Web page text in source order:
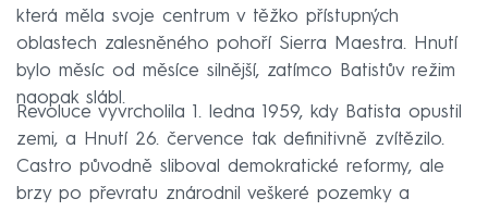
která měla svoje centrum v těžko přístupných
oblastech zalesněného pohoří Sierra Maestra. Hnutí
bylo měsíc od měsíce silnější, zatímco Batistův režim
naopak slábl.
Revoluce vyvrcholila 1. ledna 1959, kdy Batista opustil
zemi, a Hnutí 26. července tak definitivně zvítězilo.
Castro původně sliboval demokratické reformy, ale
brzy po převratu znárodnil veškeré pozemky a